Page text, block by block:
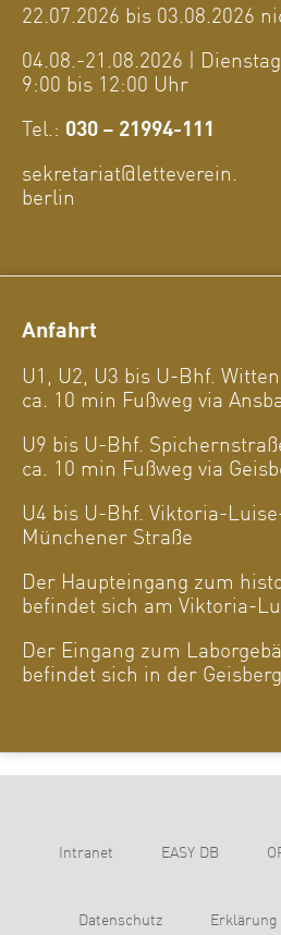
22.07.2026 bis 03.08.2026
04.08.-21.08.2026 |
9:00 bis 12:00 Uhr
Tel.: 030 – 21994-111
sekretariat@letteverein.
berlin
Anfahrt
U1, U2, U3 bis U-Bhf.
ca. 10 min Fußweg via
U9 bis U-Bhf.
ca. 10 min Fußweg via
U4 bis U-Bhf. Viktoria-
Münchener Straße
Der Haupteingang zum
befindet sich am Viktoria-
Der Eingang zum
befindet sich in der
Intranet EASY DB
Datenschutz